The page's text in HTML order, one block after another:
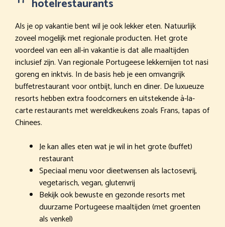
hotelrestaurants
Als je op vakantie bent wil je ook lekker eten. Natuurlijk
zoveel mogelijk met regionale producten. Het grote
voordeel van een all-in vakantie is dat alle maaltijden
inclusief zijn. Van regionale Portugeese lekkernijen tot nasi
goreng en inktvis. In de basis heb je een omvangrijk
buffetrestaurant voor ontbijt, lunch en diner. De luxueuze
resorts hebben extra foodcorners en uitstekende à-la-
carte restaurants met wereldkeukens zoals Frans, tapas of
Chinees.
Je kan alles eten wat je wil in het grote (buffet)
restaurant
Speciaal menu voor dieetwensen als lactosevrij,
vegetarisch, vegan, glutenvrij
Bekijk ook bewuste en gezonde resorts met
duurzame Portugeese maaltijden (met groenten
als venkel)